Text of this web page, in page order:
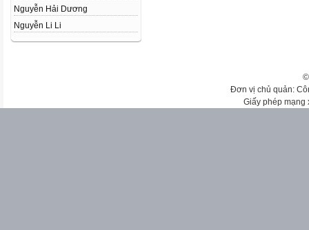
Nguyễn Hải Dương
Nguyễn Li Li
Đơn vị chủ quản:
Giấy phép mạng